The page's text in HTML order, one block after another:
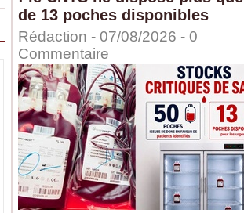
de 13 poches disponibles
Rédaction - 07/08/2026 - 0
Commentaire